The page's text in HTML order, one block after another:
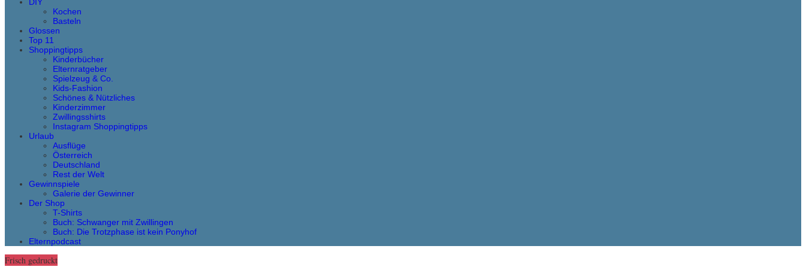
Kochen
Basteln
Glossen
Top 11
Shoppingtipps
Kinderbücher
Elternratgeber
Spielzeug & Co.
Kids-Fashion
Schönes & Nützliches
Kinderzimmer
Zwillingsshirts
Instagram Shoppingtipps
Urlaub
Ausflüge
Österreich
Deutschland
Rest der Welt
Gewinnspiele
Galerie der Gewinner
Der Shop
T-Shirts
Buch: Schwanger mit Zwillingen
Buch: Die Trotzphase ist kein Ponyhof
Elternpodcast
Frisch gedruckt